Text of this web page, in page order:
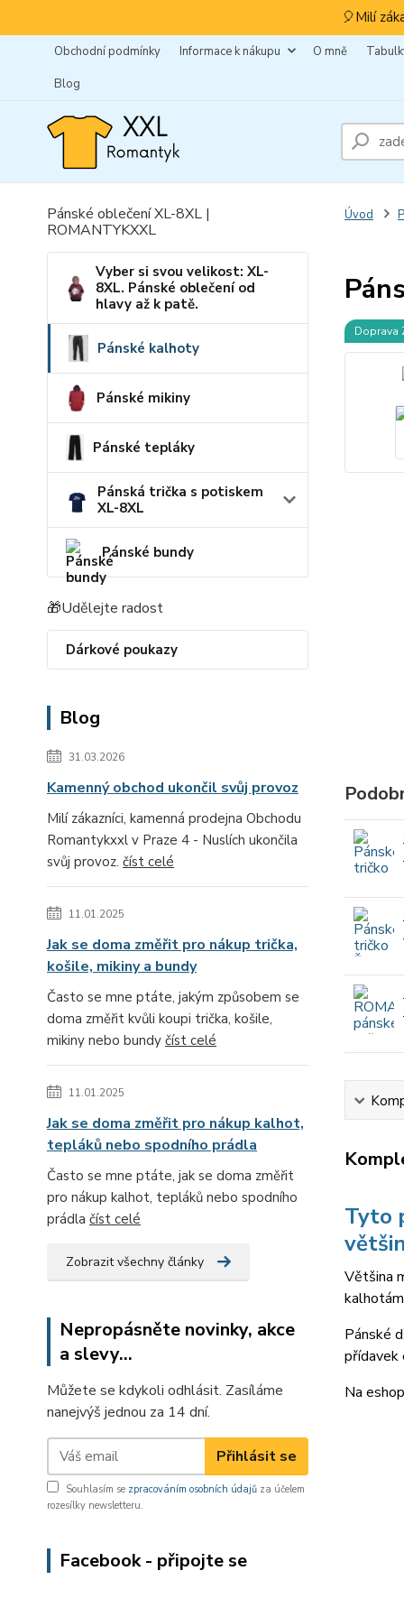
🎈Milí
Obchodní podmínky Informace k nákupu O mně
Blog
Pánské oblečení XL-8XL |
ROMANTYKXXL
Vyber si svou velikost: XL-
8XL. Pánské oblečení od
hlavy až k patě.
Pánské kalhoty
Pánské mikiny
Pánské tepláky
Pánská trička s potiskem
XL-8XL
Pánské bundy
🎁Udělejte radost
Dárkové poukazy
Blog
31.03.2026
Kamenný obchod ukončil svůj provoz
Milí zákazníci, kamenná prodejna Obchodu
Romantykxxl v Praze 4 - Nuslích ukončila
svůj provoz. číst celé
11.01.2025
Jak se doma změřit pro nákup trička,
košile, mikiny a bundy
Často se mne ptáte, jakým způsobem se
doma změřit kvůli koupi trička, košile,
mikiny nebo bundy číst celé
11.01.2025
Jak se doma změřit pro nákup kalhot,
tepláků nebo spodního prádla
Často se mne ptáte, jak se doma změřit
pro nákup kalhot, tepláků nebo spodního
prádla číst celé
Zobrazit všechny články
Nepropásněte novinky, akce
a slevy...
Můžete se kdykoli odhlásit. Zasíláme
nanejvýš jednou za 14 dní.
Přihlásit se
Souhlasím se zpracováním osobních údajů za účelem
rozesílky newsletteru.
Facebook - připojte se
Úvod
Doprava
Tyto
Většina
Pánské
přídavek
Na